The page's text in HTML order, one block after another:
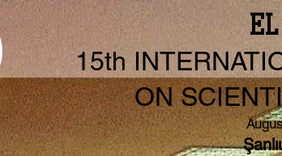
15th
ON